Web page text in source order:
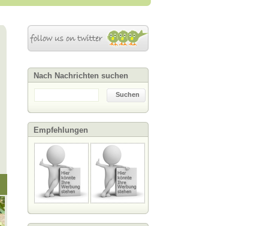
Nach Nachrichten suchen
Suchen
Empfehlungen